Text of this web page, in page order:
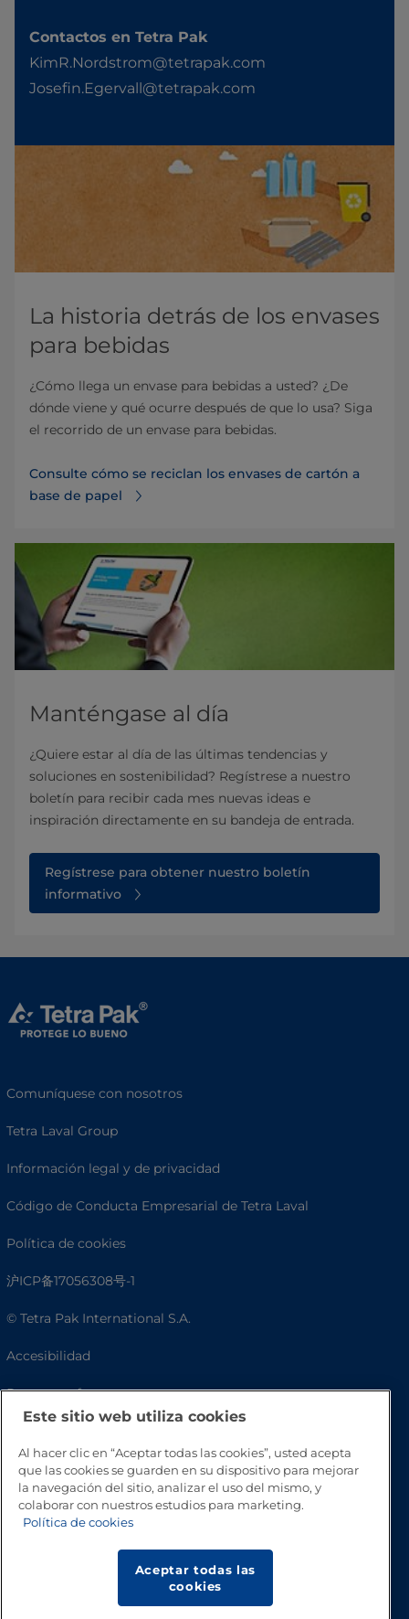
Contactos en Tetra Pak
KimR.Nordstrom@tetrapak.com
Josefin.Egervall@tetrapak.com
La historia detrás de los envases
para bebidas
¿Cómo llega un envase para bebidas a usted? ¿De
dónde viene y qué ocurre después de que lo usa? Siga
el recorrido de un envase para bebidas.
Consulte cómo se reciclan los envases de cartón a
base de papel
Manténgase al día
¿Quiere estar al día de las últimas tendencias y
soluciones en sostenibilidad? Regístrese a nuestro
boletín para recibir cada mes nuevas ideas e
inspiración directamente en su bandeja de entrada.
Regístrese para obtener nuestro boletín
informativo
Comuníquese con nosotros
Tetra Laval Group
Información legal y de privacidad
Código de Conducta Empresarial de Tetra Laval
Política de cookies
沪ICP备17056308号-1
© Tetra Pak International S.A.
Accesibilidad
Preguntas frecuentes
Este sitio web utiliza cookies
Al hacer clic en “Aceptar todas las cookies”, usted acepta
que las cookies se guarden en su dispositivo para mejorar
la navegación del sitio, analizar el uso del mismo, y
colaborar con nuestros estudios para marketing.
Política de cookies
Aceptar todas las
cookies